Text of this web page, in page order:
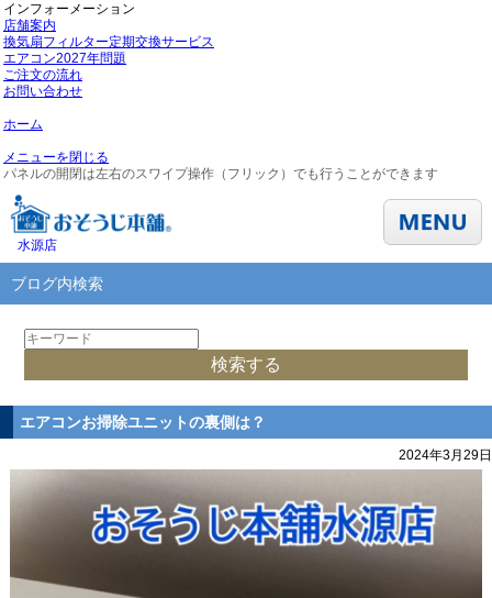
インフォーメーション
店舗案内
換気扇フィルター定期交換サービス
エアコン2027年問題
ご注文の流れ
お問い合わせ
ホーム
メニューを閉じる
パネルの開閉は左右のスワイプ操作（フリック）でも行うことができます
水源店
ブログ内検索
エアコンお掃除ユニットの裏側は？
2024年3月29日